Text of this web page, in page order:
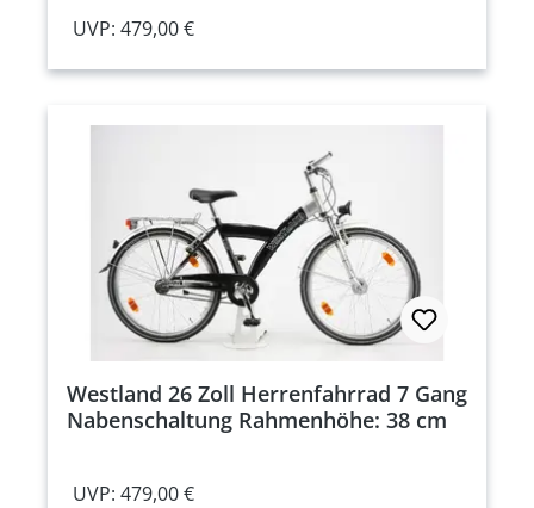
UVP: 479,00 €
Westland 26 Zoll Herrenfahrrad 7 Gang
Nabenschaltung Rahmenhöhe: 38 cm
UVP: 479,00 €